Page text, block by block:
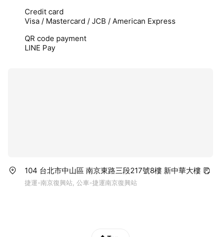
Credit card
Visa / Mastercard / JCB / American Express
QR code payment
LINE Pay
104 台北市中山區 南京東路三段217號8樓 新中華大樓
捷運-南京復興站, 公車-捷運南京復興站